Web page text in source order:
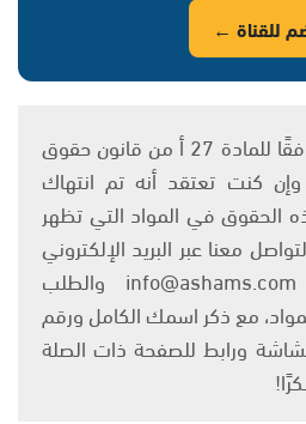
للقناة ←
يتم الاستخدام المواد وفقًا للمادة 27 أ من قانون حقوق
والنشر 2007، وإن كنت تعتقد أنه تم انتهاك
الحقوق في المواد التي تظهر
معنا عبر البريد الإلكتروني
على العنوان التالي: info@ashams.com والطلب
مع ذكر اسمك الكامل ورقم
ورابط للصفحة ذات الصلة